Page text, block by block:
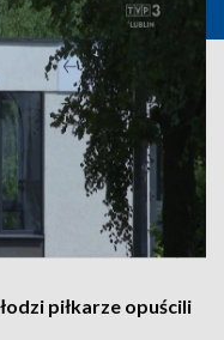
piłkarze opuścili